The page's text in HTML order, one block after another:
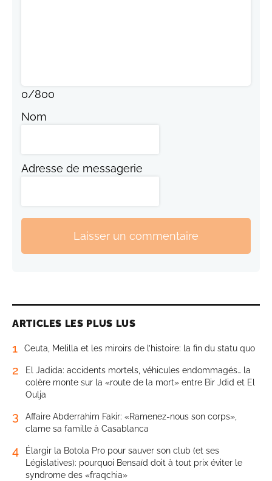
0/800
Nom
Adresse de messagerie
Laisser un commentaire
ARTICLES LES PLUS LUS
1 Ceuta, Melilla et les miroirs de l’histoire: la fin du statu quo
2
El Jadida: accidents mortels, véhicules endommagés… la
colère monte sur la «route de la mort» entre Bir Jdid et El
Oulja
3
Affaire Abderrahim Fakir: «Ramenez-nous son corps»,
clame sa famille à Casablanca
4
Élargir la Botola Pro pour sauver son club (et ses
Législatives): pourquoi Bensaïd doit à tout prix éviter le
syndrome des «fraqchia»